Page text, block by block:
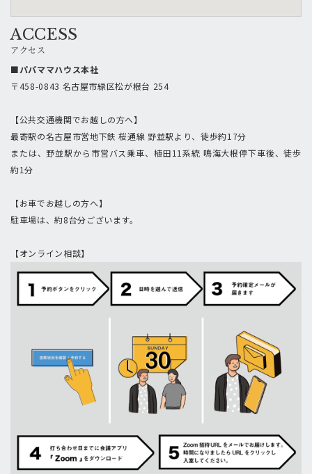
ACCESS
アクセス
■パパママハウス本社
〒458-0843 名古屋市緑区松が根台 254
【公共交通機関でお越しの方へ】
最寄駅の名古屋市営地下鉄 桜通線 野並駅より、徒歩約17分
または、野並駅から市営バス乗車、植田11系統 鳴海大根停下車後、徒歩
約1分
【お車でお越しの方へ】
駐車場は、約8台分ございます。
【オンライン相談】